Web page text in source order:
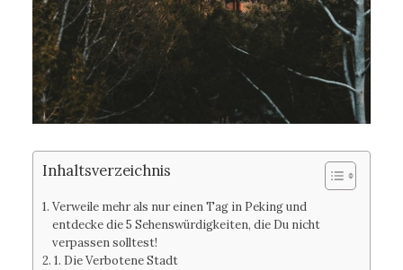
Inhaltsverzeichnis
Verweile mehr als nur einen Tag in Peking und
entdecke die 5 Sehenswürdigkeiten, die Du nicht
verpassen solltest!
1. Die Verbotene Stadt